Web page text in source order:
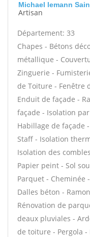
Michael lemann
Artisan
Département: 33
Chapes - Bétons
métallique -
Zinguerie -
de Toiture - Fenêtre
Enduit de façade -
façade - Isolation
Habillage de façade
Staff - Isolation
Isolation des
Papier peint - Sol
Parquet - Cheminée
Dalles béton -
Rénovation de
deaux pluviales -
de toiture - Pergola -